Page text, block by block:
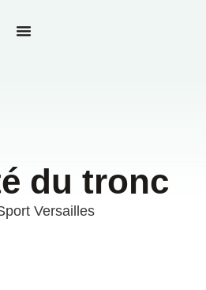
du tronc
Versailles